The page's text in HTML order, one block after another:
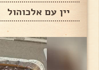
יין עם אלכוהול